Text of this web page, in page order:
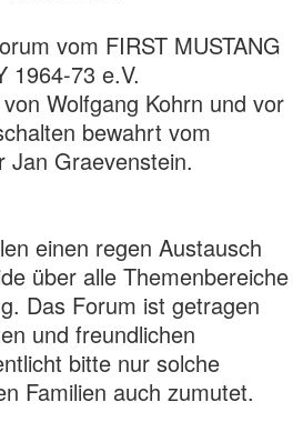
vom FIRST MUSTANG
1964-73 e.V.
Wolfgang Kohrn und vor
bewahrt vom
Jan Graevenstein.
einen regen Austausch
über alle Themenbereiche
Das Forum ist getragen
und freundlichen
bitte nur solche
Familien auch zumutet.